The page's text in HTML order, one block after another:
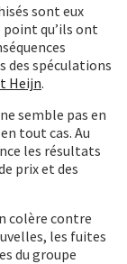
sont eux
point qu’ils ont
des spéculations
Heijn.
semble pas en
tout cas. Au
les résultats
prix et des
colère contre
les fuites
du groupe